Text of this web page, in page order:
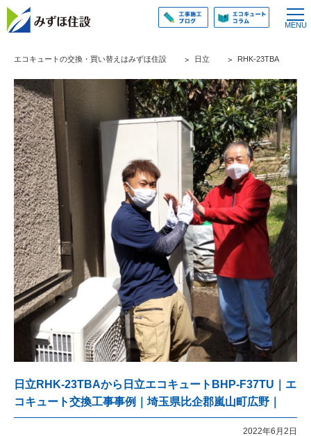
エコキュートの交換・買い替えはみずほ住設 日立 RHK-23TBA
日立RHK-23TBAから日立エコキュートBHP-F37TU｜エ
コキュート交換工事事例｜埼玉県比企郡嵐山町広野｜
2022年6月2日